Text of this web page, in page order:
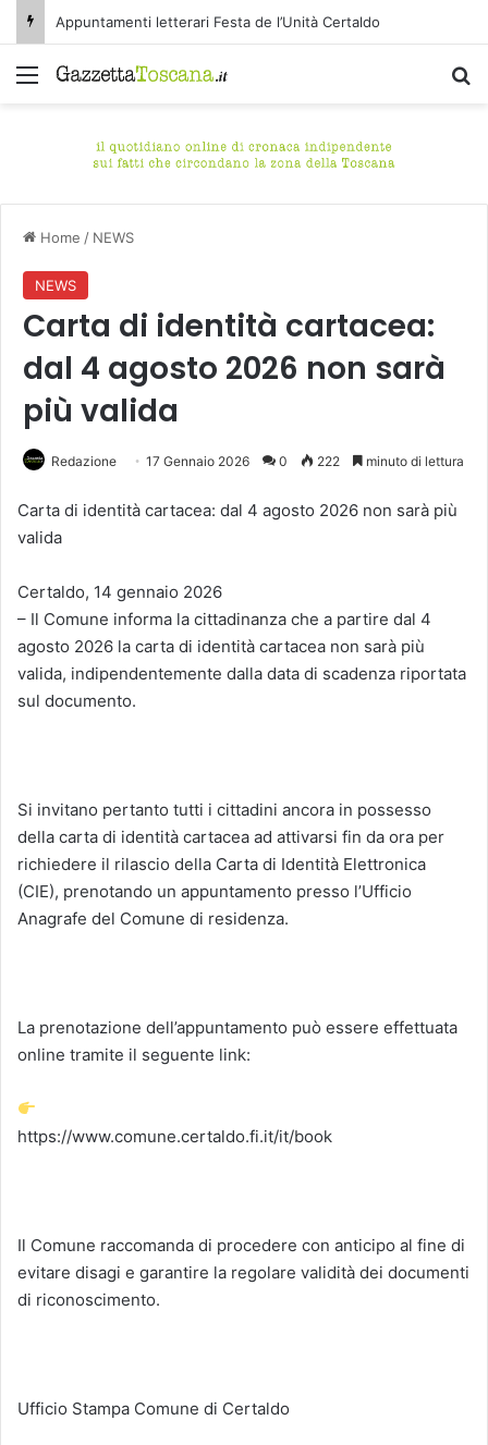
Appuntamenti letterari Festa de l’Unità Certaldo
Menu
Home / NEWS
NEWS
Carta di identità cartacea:
dal 4 agosto 2026 non sarà
più valida
Redazione 17 Gennaio 2026 0 222 minuto di lettura
Carta di identità cartacea: dal 4 agosto 2026 non sarà più
valida
Certaldo, 14 gennaio 2026
– Il Comune informa la cittadinanza che a partire dal 4
agosto 2026 la carta di identità cartacea non sarà più
valida, indipendentemente dalla data di scadenza riportata
sul documento.
Si invitano pertanto tutti i cittadini ancora in possesso
della carta di identità cartacea ad attivarsi fin da ora per
richiedere il rilascio della Carta di Identità Elettronica
(CIE), prenotando un appuntamento presso l’Ufficio
Anagrafe del Comune di residenza.
La prenotazione dell’appuntamento può essere effettuata
online tramite il seguente link:
https://www.comune.certaldo.fi.it/it/book
Il Comune raccomanda di procedere con anticipo al fine di
evitare disagi e garantire la regolare validità dei documenti
di riconoscimento.
Ufficio Stampa Comune di Certaldo